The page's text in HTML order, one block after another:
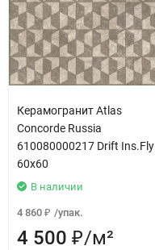
Керамогранит Atlas
Concorde Russia
610080000217 Drift Ins.Fly
60x60
В наличии
4 860 ₽ /упак.
4 500 ₽/м²